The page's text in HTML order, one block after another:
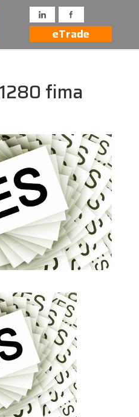
eTrade
fima